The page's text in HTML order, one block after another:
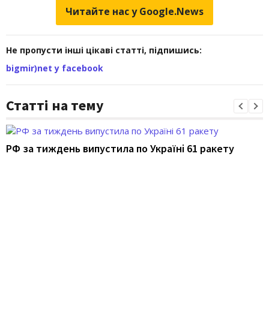
Читайте нас у Google.News
Не пропусти інші цікаві статті, підпишись:
bigmir)net у facebook
Статті на тему
РФ за тиждень випустила по Україні 61 ракету